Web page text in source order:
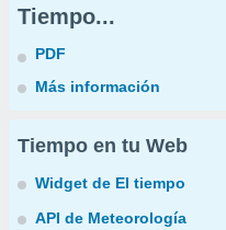
Tiempo...
PDF
Más información
Tiempo en tu Web
Widget de El tiempo
API de Meteorología